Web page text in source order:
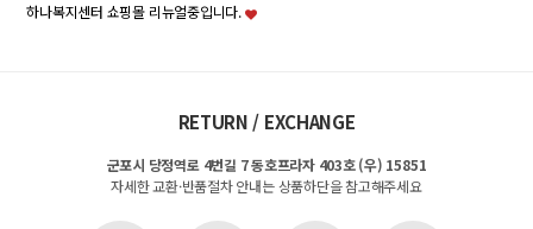
하나복지센터 쇼핑몰 리뉴얼중입니다.
RETURN / EXCHANGE
군포시 당정역로 4번길 7 동호프라자 403호 (우) 15851
자세한 교환·반품절차 안내는 상품하단을 참고해주세요